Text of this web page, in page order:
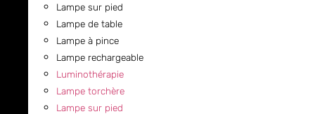
Lampe sur pied
Lampe de table
Lampe à pince
Lampe rechargeable
Luminothérapie
Lampe torchère
Lampe sur pied